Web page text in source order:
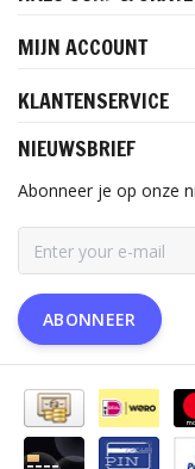
MIJN ACCOUNT
KLANTENSERVICE
NIEUWSBRIEF
Abonneer je op onze
ABONNEER